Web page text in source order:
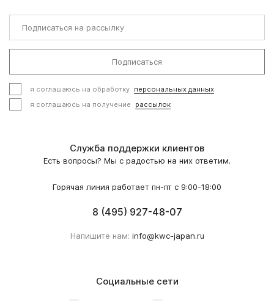
Подписаться
я соглашаюсь на обработку персональных данных
я соглашаюсь на получение
рассылок
Служба поддержки клиентов
Есть вопросы? Мы с радостью на них ответим.
Горячая линия работает пн-пт с 9:00-18:00
8 (495) 927-48-07
Напишите нам: info@kwc-japan.ru
Социальные сети